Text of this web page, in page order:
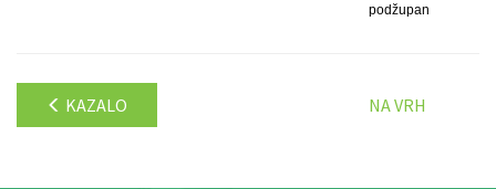
podžupan
KAZALO NA VRH